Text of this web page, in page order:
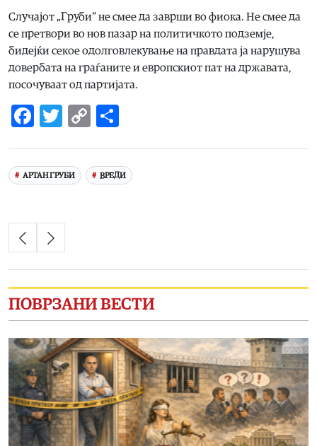
Случајот „Груби“ не смее да заврши во фиока. Не смее да
се претвори во нов пазар на политичкото подземје,
бидејќи секое одолговлекување на правдата ја нарушува
довербата на граѓаните и европскиот пат на државата,
посочуваат од партијата.
Facebook
Twitter
Copy
АРТАН ГРУБИ ВРЕДИ
ПОВРЗАНИ ВЕСТИ